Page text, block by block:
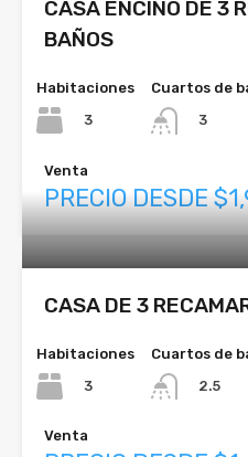
CASA ENCINO DE 3
BAÑOS
Habitaciones
3
Cuartos de
3
Venta
PRECIO DESDE
CASA DE 3
Habitaciones
3
Cuartos de
2.5
Venta